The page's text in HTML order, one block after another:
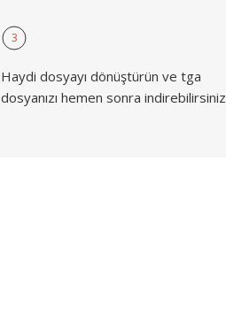
3
Haydi dosyayı dönüştürün ve tga
dosyanızı hemen sonra indirebilirsiniz